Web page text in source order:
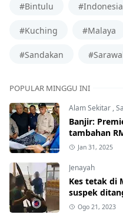
#Bintulu #Indonesia
#Kuching #Malaya
#Sandakan
POPULAR MINGGU INI
Alam Sekitar ,
Banjir:
tambahan
Jan 31, 2025
Jenayah
Kes tetak di
suspek
Ogo 21, 2023